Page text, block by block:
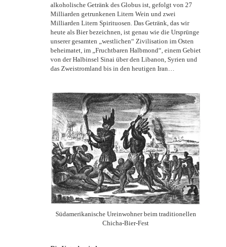
alkoholische Getränk des Globus ist, gefolgt von 27
Milliarden getrunkenen Litern Wein und zwei
Milliarden Litern Spirituosen. Das Getränk, das wir
heute als Bier bezeichnen, ist genau wie die Ursprünge
unserer gesamten „westlichen“ Zivilisation im Osten
beheimatet, im „Fruchtbaren Halbmond“, einem Gebiet
von der Halbinsel Sinai über den Libanon, Syrien und
das Zweistromland bis in den heutigen Iran…
Südamerikanische Ureinwohner beim traditionellen
Chicha-Bier-Fest